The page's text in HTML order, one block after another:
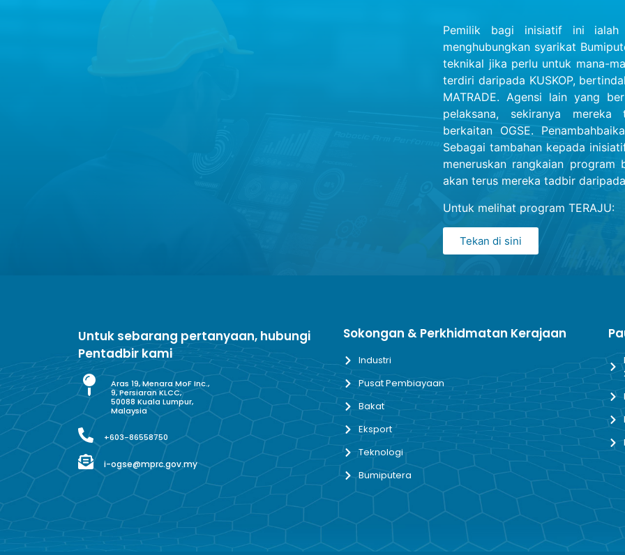
Pemilik bagi inisiatif ini ialah
menghubungkan syarikat
teknikal jika perlu untuk mana-
terdiri daripada KUSKOP,
MATRADE. Agensi lain yang
pelaksana, sekiranya mereka
berkaitan OGSE.
Sebagai tambahan kepada
meneruskan rangkaian program
akan terus mereka tadbir daripada
Untuk melihat program TERAJU:
Tekan di sini
Untuk sebarang pertanyaan, hubungi
Pentadbir kami
Aras 19, Menara MoF Inc.,
9, Persiaran KLCC,
50088 Kuala Lumpur,
Malaysia
+603-86558750
i-ogse@mprc.gov.my
Sokongan & Perkhidmatan Kerajaan
Industri
Pusat Pembiayaan
Bakat
Eksport
Teknologi
Bumiputera